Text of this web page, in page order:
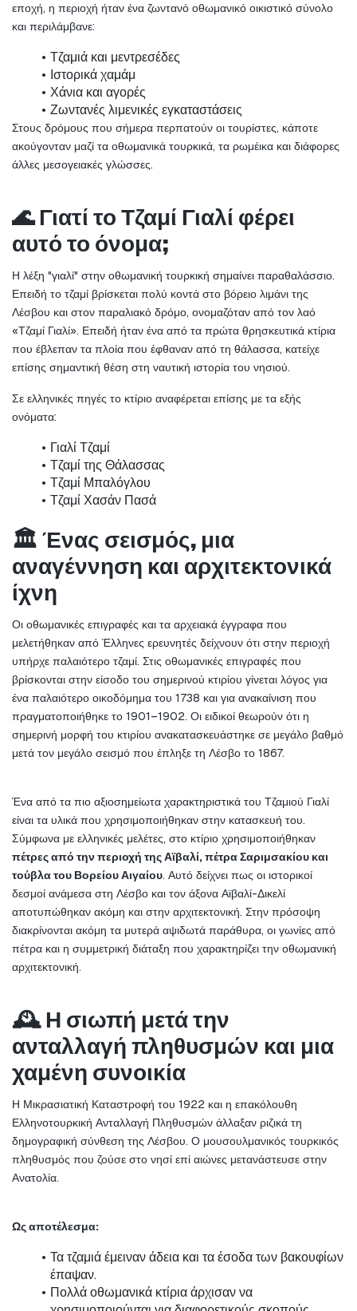
εποχή, η περιοχή ήταν ένα ζωντανό οθωμανικό οικιστικό σύνολο
και περιλάμβανε:
Τζαμιά και μεντρεσέδες
Ιστορικά χαμάμ
Χάνια και αγορές
Ζωντανές λιμενικές εγκαταστάσεις
Στους δρόμους που σήμερα περπατούν οι τουρίστες, κάποτε
ακούγονταν μαζί τα οθωμανικά τουρκικά, τα ρωμέικα και διάφορες
άλλες μεσογειακές γλώσσες.
🌊 Γιατί το Τζαμί Γιαλί φέρει
αυτό το όνομα;
Η λέξη "γιαλί" στην οθωμανική τουρκική σημαίνει παραθαλάσσιο.
Επειδή το τζαμί βρίσκεται πολύ κοντά στο βόρειο λιμάνι της
Λέσβου και στον παραλιακό δρόμο, ονομαζόταν από τον λαό
«Τζαμί Γιαλί». Επειδή ήταν ένα από τα πρώτα θρησκευτικά κτίρια
που έβλεπαν τα πλοία που έφθαναν από τη θάλασσα, κατείχε
επίσης σημαντική θέση στη ναυτική ιστορία του νησιού.
Σε ελληνικές πηγές το κτίριο αναφέρεται επίσης με τα εξής
ονόματα:
Γιαλί Τζαμί
Τζαμί της Θάλασσας
Τζαμί Μπαλόγλου
Τζαμί Χασάν Πασά
🏛️ Ένας σεισμός, μια
αναγέννηση και αρχιτεκτονικά
ίχνη
Οι οθωμανικές επιγραφές και τα αρχειακά έγγραφα που
μελετήθηκαν από Έλληνες ερευνητές δείχνουν ότι στην περιοχή
υπήρχε παλαιότερο τζαμί. Στις οθωμανικές επιγραφές που
βρίσκονται στην είσοδο του σημερινού κτιρίου γίνεται λόγος για
ένα παλαιότερο οικοδόμημα του 1738 και για ανακαίνιση που
πραγματοποιήθηκε το 1901–1902. Οι ειδικοί θεωρούν ότι η
σημερινή μορφή του κτιρίου ανακατασκευάστηκε σε μεγάλο βαθμό
μετά τον μεγάλο σεισμό που έπληξε τη Λέσβο το 1867.
Ένα από τα πιο αξιοσημείωτα χαρακτηριστικά του Τζαμιού Γιαλί
είναι τα υλικά που χρησιμοποιήθηκαν στην κατασκευή του.
πέτρες από την περιοχή της Αϊβαλί, πέτρα Σαριμσακίου και
τούβλα του Βορείου Αιγαίου. Αυτό δείχνει πως οι ιστορικοί
δεσμοί ανάμεσα στη Λέσβο και τον άξονα Αϊβαλί-Δικελί
αποτυπώθηκαν ακόμη και στην αρχιτεκτονική. Στην πρόσοψη
διακρίνονται ακόμη τα μυτερά αψιδωτά παράθυρα, οι γωνίες από
πέτρα και η συμμετρική διάταξη που χαρακτηρίζει την οθωμανική
αρχιτεκτονική.
🕰️ Η σιωπή μετά την
ανταλλαγή πληθυσμών και μια
χαμένη συνοικία
Η Μικρασιατική Καταστροφή του 1922 και η επακόλουθη
Ελληνοτουρκική Ανταλλαγή Πληθυσμών άλλαξαν ριζικά τη
δημογραφική σύνθεση της Λέσβου. Ο μουσουλμανικός τουρκικός
πληθυσμός που ζούσε στο νησί επί αιώνες μετανάστευσε στην
Ανατολία.
Ως αποτέλεσμα:
Τα τζαμιά έμειναν άδεια και τα έσοδα των βακουφίων
έπαψαν.
Πολλά οθωμανικά κτίρια άρχισαν να